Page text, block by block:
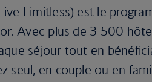
Limitless) est le
Avec plus de 3 500
séjour tout en
seul, en couple ou en